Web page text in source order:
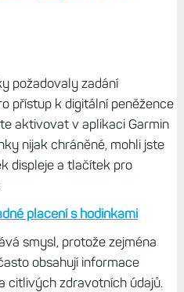
požadovaly zadání
přístup k digitální peněžence
aktivovat v aplikaci Garmin
nijak chráněné, mohli jste
displeje a tlačítek pro
placení s hodinkami
smysl, protože zejména
obsahují informace
citlivých zdravotních údajů.